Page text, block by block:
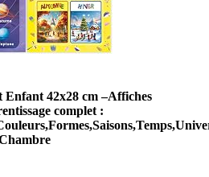
Enfant 42x28 cm –Affiches
complet :